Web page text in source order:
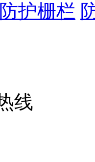
护栅栏
线